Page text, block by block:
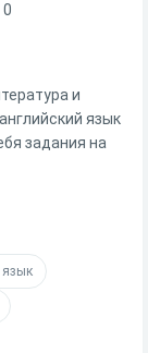
0
и
язык
задания на
язык